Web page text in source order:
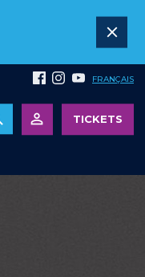
FRANÇAIS
TICKETS